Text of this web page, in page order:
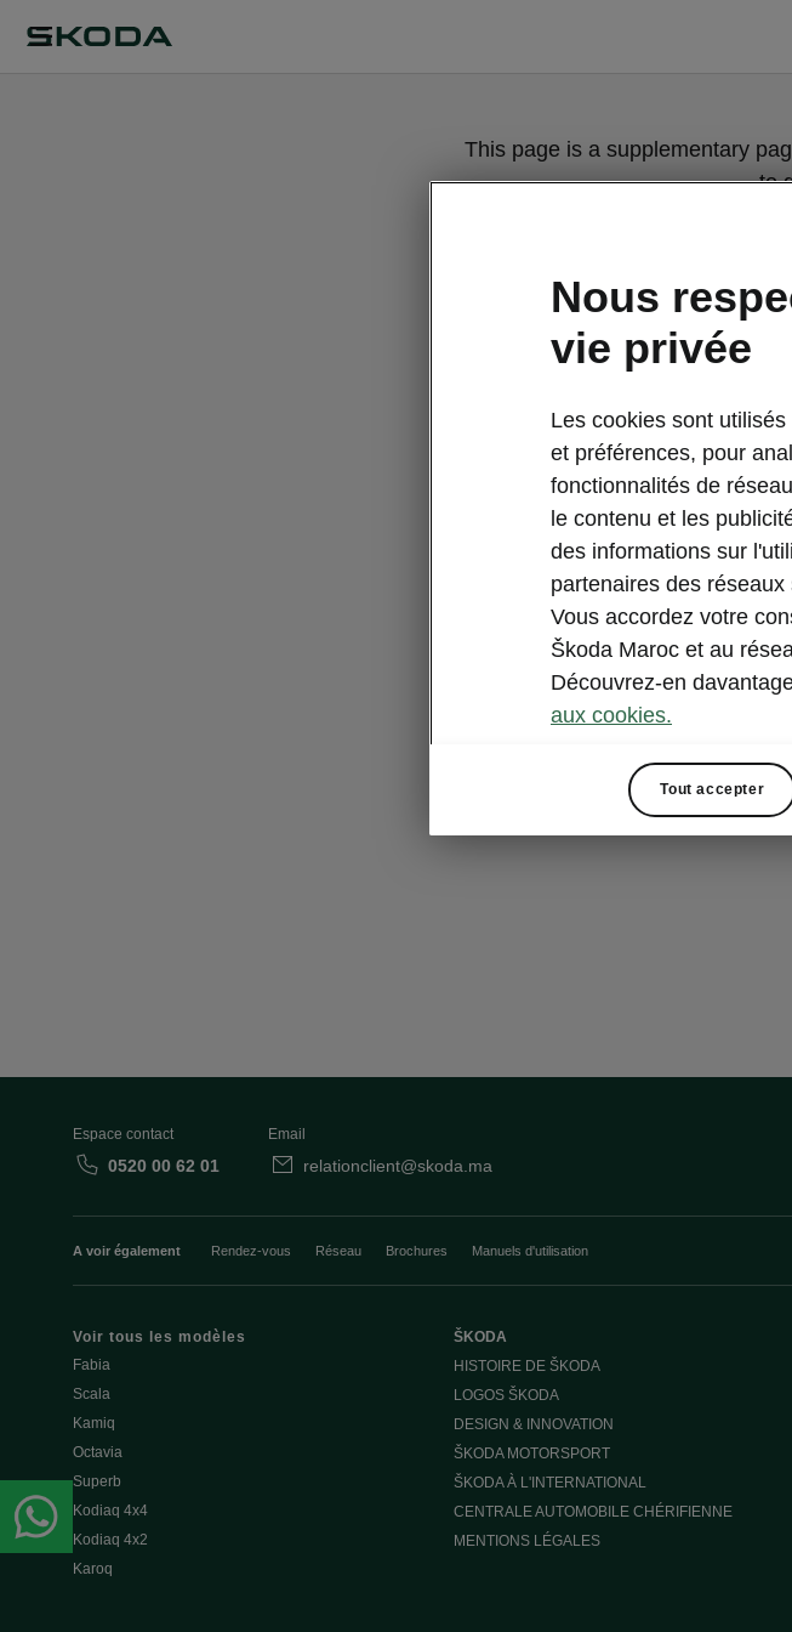
This page is a supplementary
to
Espace contact
0520 00 62 01
Email
relationclient@skoda.ma
A voir également Rendez-vous Réseau Brochures Manuels d'utilisation
Voir tous les modèles
Fabia
Scala
Kamiq
Octavia
Superb
Kodiaq 4x4
Kodiaq 4x2
Karoq
ŠKODA
HISTOIRE DE ŠKODA
LOGOS ŠKODA
DESIGN & INNOVATION
ŠKODA MOTORSPORT
ŠKODA À L'INTERNATIONAL
CENTRALE AUTOMOBILE CHÉRIFIENNE
MENTIONS LÉGALES
Nous
vie privée
Les cookies sont
et préférences, pour
fonctionnalités de
le contenu et les
des informations sur
partenaires des
Vous accordez votre
Škoda Maroc et au
Découvrez-en
aux cookies.
Tout accepter